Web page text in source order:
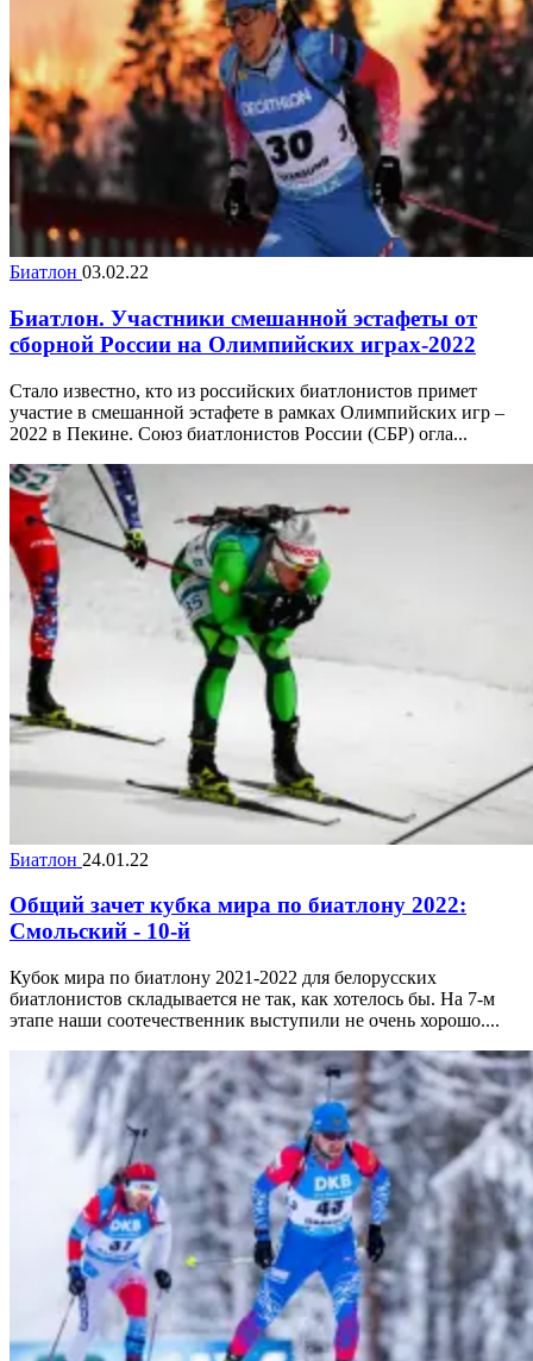
Биатлон 03.02.22
Биатлон. Участники смешанной эстафеты от
сборной России на Олимпийских играх-2022
Стало известно, кто из российских биатлонистов примет
участие в смешанной эстафете в рамках Олимпийских игр –
2022 в Пекине. Союз биатлонистов России (СБР) огла...
Биатлон 24.01.22
Общий зачет кубка мира по биатлону 2022:
Смольский - 10-й
Кубок мира по биатлону 2021-2022 для белорусских
биатлонистов складывается не так, как хотелось бы. На 7-м
этапе наши соотечественник выступили не очень хорошо....